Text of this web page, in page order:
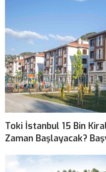
Toki İstanbul 15 Bin
Zaman Başlayacak?